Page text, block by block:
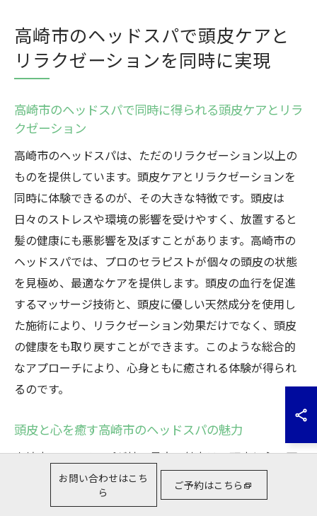
高崎市のヘッドスパで頭皮ケアと
リラクゼーションを同時に実現
高崎市のヘッドスパで同時に得られる頭皮ケアとリラ
クゼーション
高崎市のヘッドスパは、ただのリラクゼーション以上の
ものを提供しています。頭皮ケアとリラクゼーションを
同時に体験できるのが、その大きな特徴です。頭皮は
日々のストレスや環境の影響を受けやすく、放置すると
髪の健康にも悪影響を及ぼすことがあります。高崎市の
ヘッドスパでは、プロのセラピストが個々の頭皮の状態
を見極め、最適なケアを提供します。頭皮の血行を促進
するマッサージ技術と、頭皮に優しい天然成分を使用し
た施術により、リラクゼーション効果だけでなく、頭皮
の健康をも取り戻すことができます。このような総合的
なアプローチにより、心身ともに癒される体験が得られ
るのです。
頭皮と心を癒す高崎市のヘッドスパの魅力
高崎市のヘッドスパが持つ最大の魅力は、頭皮と心の両
方を同時に癒してくれる点にあります。現代人は、日常
生活のストレスやプレッシャーで心が疲れ切ってしまう
お問い合わせはこち
ら
ご予約はこちら